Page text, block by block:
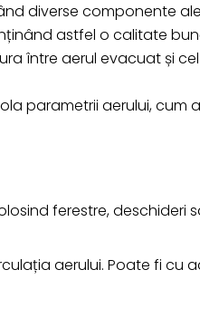
diverse componente
astfel o calitate
între aerul evacuat și
parametrii aerului, cum
ferestre, deschideri
aerului. Poate fi cu